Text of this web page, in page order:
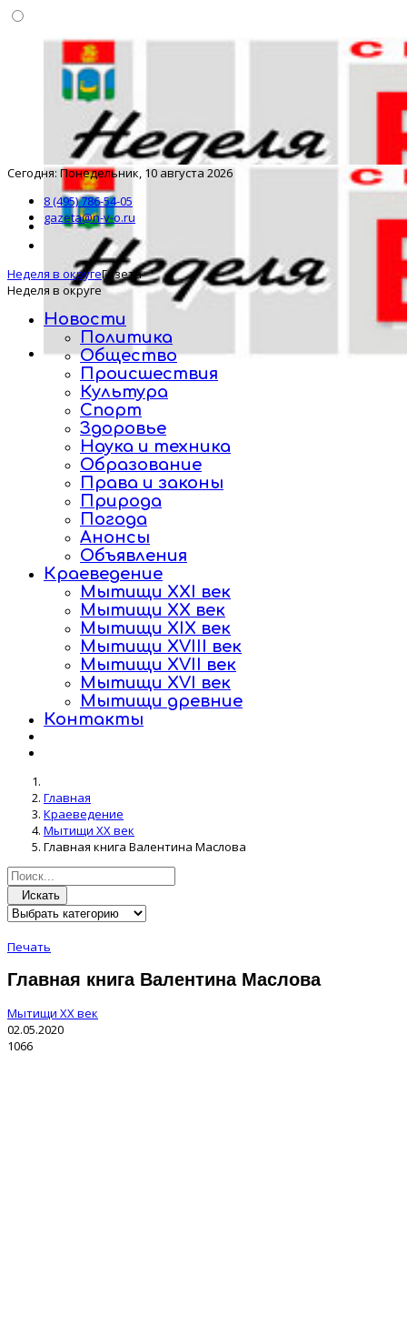
Сегодня: Понедельник, 10 августа 2026
8 (495) 786-54-05
gazeta@n-v-o.ru
Неделя в округеГазета
Неделя в округе
Новости
Политика
Общество
Происшествия
Культура
Спорт
Здоровье
Наука и техника
Образование
Права и законы
Природа
Погода
Анонсы
Объявления
Краеведение
Мытищи XXI век
Мытищи XX век
Мытищи XIX век
Мытищи XVIII век
Мытищи XVII век
Мытищи XVI век
Мытищи древние
Контакты
Главная
Краеведение
Мытищи XX век
Главная книга Валентина Маслова
Искать
Печать
Главная книга Валентина Маслова
Мытищи XX век
02.05.2020
1066